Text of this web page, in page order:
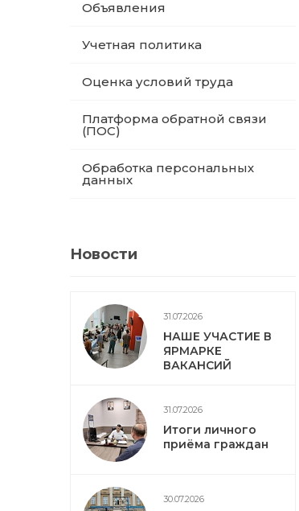
Объявления
Учетная политика
Оценка условий труда
Платформа обратной связи
(ПОС)
Обработка персональных
данных
Новости
31.07.2026
НАШЕ УЧАСТИЕ В
ЯРМАРКЕ
ВАКАНСИЙ
31.07.2026
Итоги личного
приёма граждан
30.07.2026